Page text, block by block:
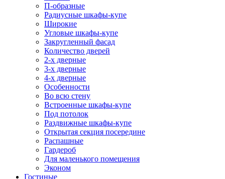
П-образные
Радиусные шкафы-купе
Широкие
Угловые шкафы-купе
Закругленный фасад
Количество дверей
2-х дверные
3-х дверные
4-х дверные
Особенности
Во всю стену
Встроенные шкафы-купе
Под потолок
Раздвижные шкафы-купе
Открытая секция посередине
Распашные
Гардероб
Для маленького помещения
Эконом
Гостиные